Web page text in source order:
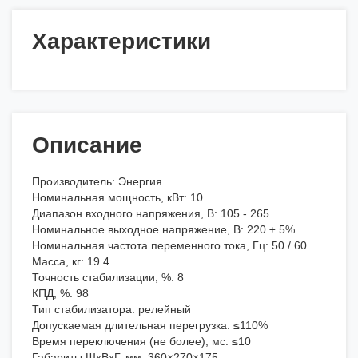
Характеристики
Описание
Производитель: Энергия
Номинальная мощность, кВт: 10
Диапазон входного напряжения, В: 105 - 265
Номинальное выходное напряжение, В: 220 ± 5%
Номинальная частота переменного тока, Гц: 50 / 60
Масса, кг: 19.4
Точность стабилизации, %: 8
КПД, %: 98
Тип стабилизатора: релейный
Допускаемая длительная перегрузка: ≤110%
Время переключения (не более), мс: ≤10